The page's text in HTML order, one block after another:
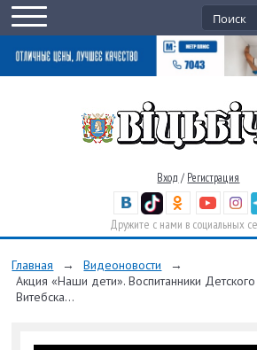
Вход / Регистрация
Дружите с нами в социальных
Главная → Видеоновости
→
Акция «Наши дети». Воспитанники
Витебска...